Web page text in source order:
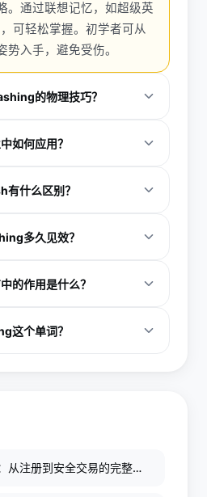
。通过联想记忆，如超级英
可轻松掌握。初学者可从
势入手，避免受伤。
的物理技巧？
握双脚分开、重心下沉的姿
硬物反弹，每周3次即可。常见
率与安全并重。
如何应用？
力。步骤包括：评估开支清
如餐饮预算从2000元降至
，效果更佳。
什么区别？
是其ing形式，强调进行中
took a wild slash（单次挥
鞭打动作。
多久见效？
进阶速度与准确。物理
免盲目加速导致受伤。[1] 效果
的作用是什么？
（拼命挥棒击球）。[2] 分步
这个单词？
砍，永久不忘。适合英语学
从注册到安全交易的完整教